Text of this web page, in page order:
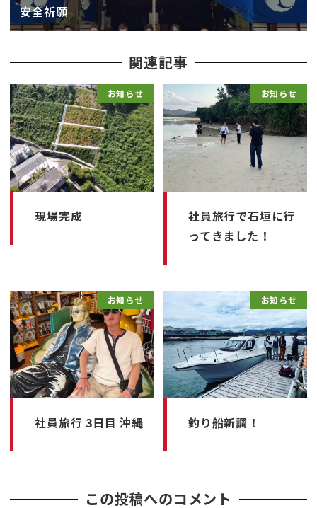
安全祈願
関連記事
お知らせ
現場完成
お知らせ
社員旅行で石垣に行
ってきました！
お知らせ
社員旅行 3日目 沖縄
お知らせ
釣り船新調！
この投稿へのコメント